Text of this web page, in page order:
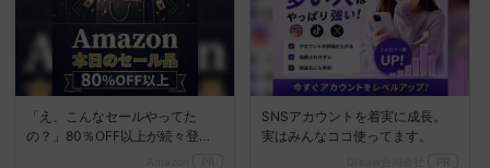
「え、こんなセールやってた
の？」80％OFF以上が続々登
SNSアカウントを着実に成長。
実はみんなココ使ってます。